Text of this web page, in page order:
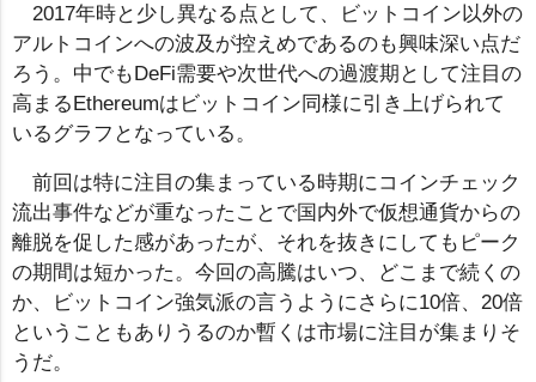
2017年時と少し異なる点として、ビットコイン以外の
アルトコインへの波及が控えめであるのも興味深い点だ
ろう。中でもDeFi需要や次世代への過渡期として注目の
高まるEthereumはビットコイン同様に引き上げられて
いるグラフとなっている。
前回は特に注目の集まっている時期にコインチェック
流出事件などが重なったことで国内外で仮想通貨からの
離脱を促した感があったが、それを抜きにしてもピーク
の期間は短かった。今回の高騰はいつ、どこまで続くの
か、ビットコイン強気派の言うようにさらに10倍、20倍
ということもありうるのか暫くは市場に注目が集まりそ
うだ。